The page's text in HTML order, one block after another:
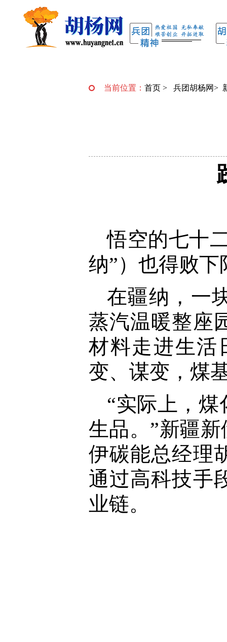
当前位置： 首页 > 兵团胡杨网>
悟空的七十
纳”）也得败下
在疆纳，一
蒸汽温暖整座
材料走进生活
变、谋变，煤
“实际上，
生品。”新疆
伊碳能总经理
通过高科技手
业链。